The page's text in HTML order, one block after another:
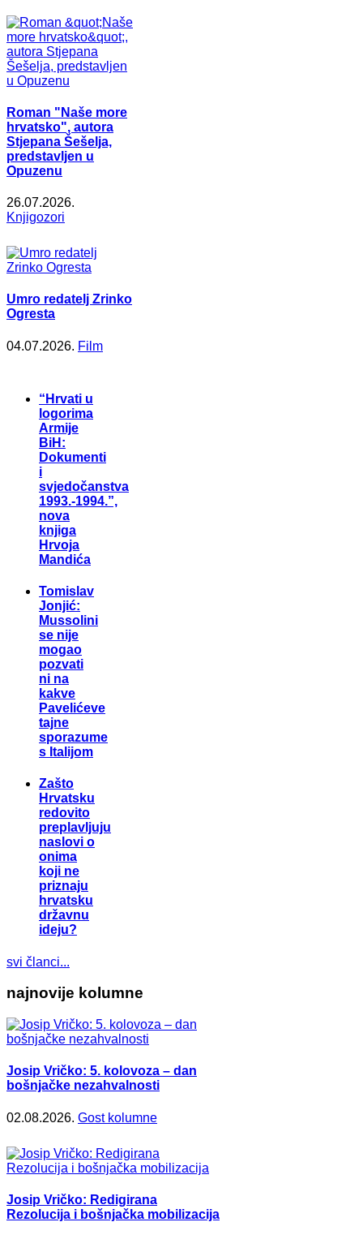
Roman "Naše more
hrvatsko", autora
Stjepana Šešelja,
predstavljen u
Opuzenu
26.07.2026.
Knjigozori
Umro redatelj Zrinko
Ogresta
04.07.2026. Film
“Hrvati u
logorima
Armije
BiH:
Dokumenti
i
svjedočanstva
1993.-1994.”,
nova
knjiga
Hrvoja
Mandića
Tomislav
Jonjić:
Mussolini
se nije
mogao
pozvati
ni na
kakve
Pavelićeve
tajne
sporazume
s Italijom
Zašto
Hrvatsku
redovito
preplavljuju
naslovi o
onima
koji ne
priznaju
hrvatsku
državnu
ideju?
svi članci...
najnovije kolumne
Josip Vričko: 5. kolovoza – dan
bošnjačke nezahvalnosti
02.08.2026. Gost kolumne
Josip Vričko: Redigirana
Rezolucija i bošnjačka mobilizacija